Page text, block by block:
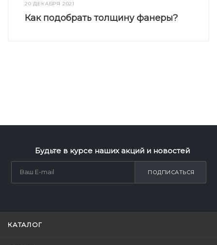
20 ДЕКАБРЯ 2021
Как подобрать толщину фанеры?
Будьте в курсе наших акций и новостей
ПОДПИСАТЬСЯ
КАТАЛОГ